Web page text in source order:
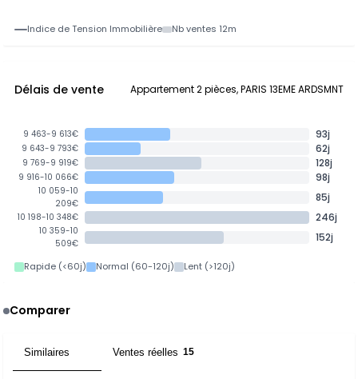
Indice de Tension Immobilière Nb ventes 12m
Délais de vente Appartement 2 pièces, PARIS 13EME ARDSMNT
9 463-9 613€ 93j
9 643-9 793€ 62j
9 769-9 919€ 128j
9 916-10 066€ 98j
10 059-10
209€
85j
10 198-10 348€ 246j
10 359-10
509€
152j
Rapide (<60j) Normal (60-120j) Lent (>120j)
Comparer
Similaires Ventes réelles 15